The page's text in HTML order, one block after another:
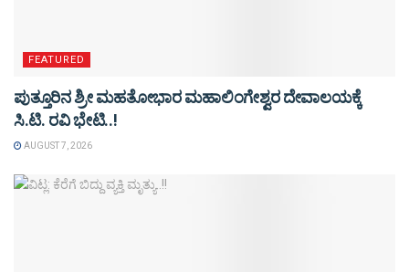
FEATURED
ಪುತ್ತೂರಿನ ಶ್ರೀ ಮಹತೋಭಾರ ಮಹಾಲಿಂಗೇಶ್ವರ ದೇವಾಲಯಕ್ಕೆ
ಸಿ.ಟಿ. ರವಿ ಭೇಟಿ..!
AUGUST 7, 2026